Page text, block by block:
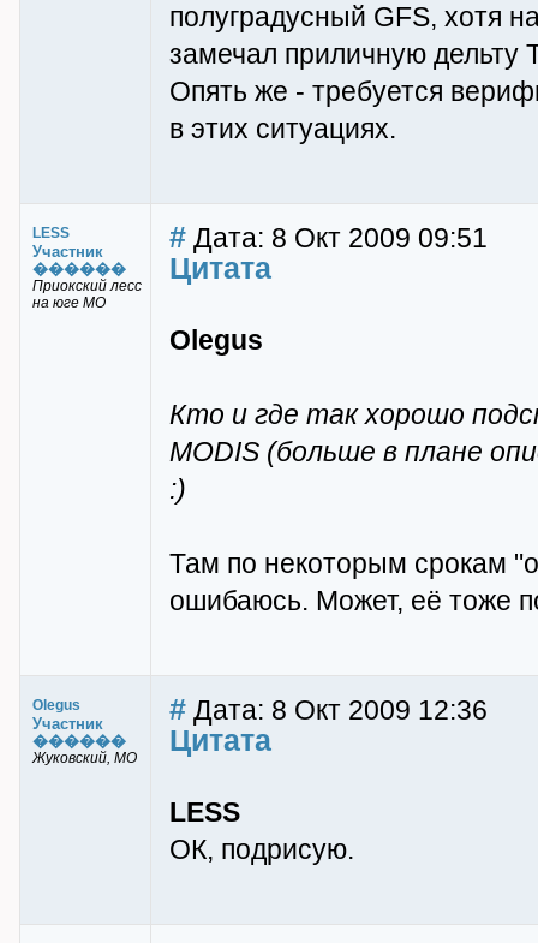
полуградусный GFS, хотя
замечал приличную дельту
Опять же - требуется
в этих ситуациях.
LESS
Участник
������
Приокский лесс
на юге МО
# Дата: 8 Окт 2009 09:51
Цитата
Olegus
Кто и где так хорошо
MODIS (больше в плане
:)
Там по некоторым срокам
ошибаюсь. Может, её тоже
Olegus
Участник
������
Жуковский, МО
# Дата: 8 Окт 2009 12:36
Цитата
LESS
ОК, подрисую.